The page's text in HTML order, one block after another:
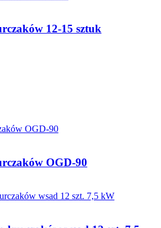
12-15 sztuk
OGD-90